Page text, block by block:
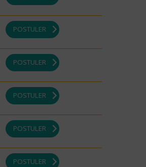
POSTULER
POSTULER
POSTULER
POSTULER
POSTULER